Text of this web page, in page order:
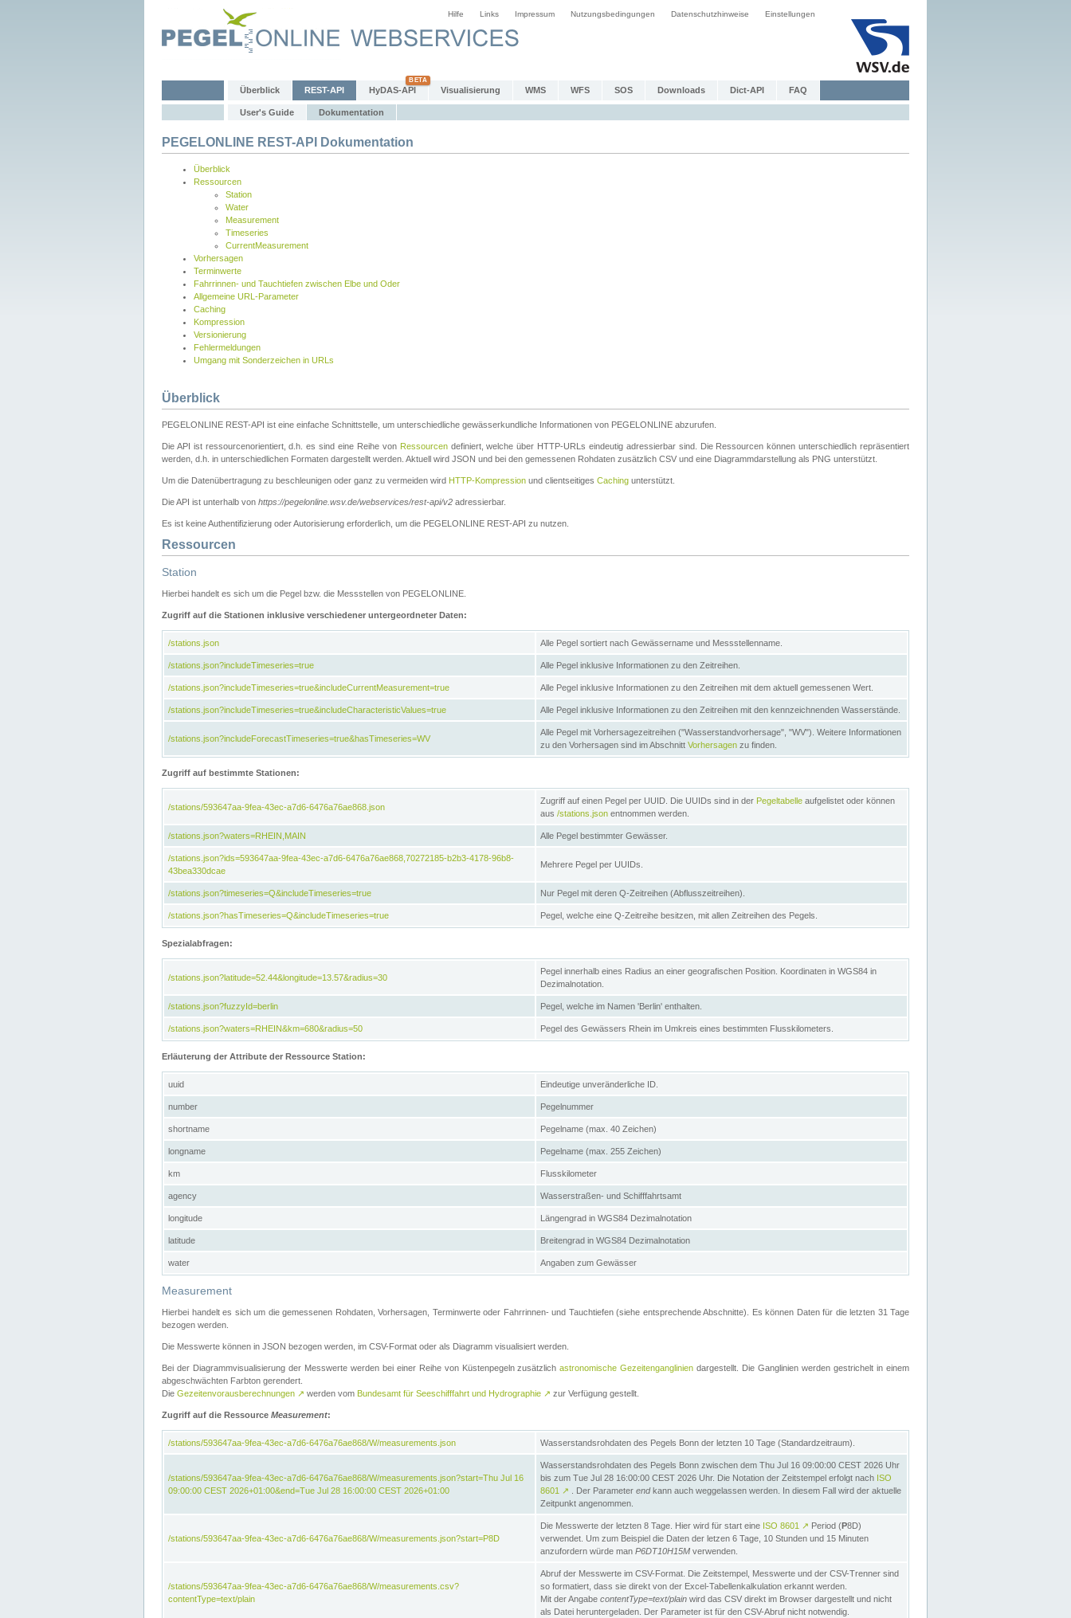
Hilfe Links Impressum Nutzungsbedingungen Datenschutzhinweise Einstellungen
Überblick REST-API HyDAS-API Visualisierung WMS WFS SOS Downloads Dict-API FAQ
User's Guide Dokumentation
PEGELONLINE REST-API Dokumentation
Überblick
Ressourcen
Station
Water
Measurement
Timeseries
CurrentMeasurement
Vorhersagen
Terminwerte
Fahrrinnen- und Tauchtiefen zwischen Elbe und Oder
Allgemeine URL-Parameter
Caching
Kompression
Versionierung
Fehlermeldungen
Umgang mit Sonderzeichen in URLs
Überblick
PEGELONLINE REST-API ist eine einfache Schnittstelle, um unterschiedliche gewässerkundliche Informationen von PEGELONLINE abzurufen.
Die API ist ressourcenorientiert, d.h. es sind eine Reihe von Ressourcendefiniert, welche über HTTP-URLs eindeutig adressierbar sind. Die Ressourcen können unterschiedlich repräsentiert
werden, d.h. in unterschiedlichen Formaten dargestellt werden. Aktuell wird JSON und bei den gemessenen Rohdaten zusätzlich CSV und eine Diagrammdarstellung als PNG unterstützt.
Um die Datenübertragung zu beschleunigen oder ganz zu vermeiden wird HTTP-Kompression und clientseitiges Caching unterstützt.
Die API ist unterhalb von https://pegelonline.wsv.de/webservices/rest-api/v2 adressierbar.
Es ist keine Authentifizierung oder Autorisierung erforderlich, um die PEGELONLINE REST-API zu nutzen.
Ressourcen
Station
Hierbei handelt es sich um die Pegel bzw. die Messstellen von PEGELONLINE.
Zugriff auf die Stationen inklusive verschiedener untergeordneter Daten:
/stations.json Alle Pegel sortiert nach Gewässername und Messstellenname.
/stations.json?includeTimeseries=true Alle Pegel inklusive Informationen zu den Zeitreihen.
/stations.json?includeTimeseries=true&includeCurrentMeasurement=true Alle Pegel inklusive Informationen zu den Zeitreihen mit dem aktuell gemessenen Wert.
/stations.json?includeTimeseries=true&includeCharacteristicValues=true Alle Pegel inklusive Informationen zu den Zeitreihen mit den kennzeichnenden Wasserstände.
/stations.json?includeForecastTimeseries=true&hasTimeseries=WV
Alle Pegel mit Vorhersagezeitreihen ("Wasserstandvorhersage", "WV"). Weitere Informationen
zu den Vorhersagen sind im Abschnitt Vorhersagen zu finden.
Zugriff auf bestimmte Stationen:
/stations/593647aa-9fea-43ec-a7d6-6476a76ae868.json
Zugriff auf einen Pegel per UUID. Die UUIDs sind in der Pegeltabelle aufgelistet oder können
aus /stations.json entnommen werden.
/stations.json?waters=RHEIN,MAIN Alle Pegel bestimmter Gewässer.
/stations.json?ids=593647aa-9fea-43ec-a7d6-6476a76ae868,70272185-b2b3-4178-96b8-
43bea330dcae
Mehrere Pegel per UUIDs.
/stations.json?timeseries=Q&includeTimeseries=true Nur Pegel mit deren Q-Zeitreihen (Abflusszeitreihen).
/stations.json?hasTimeseries=Q&includeTimeseries=true Pegel, welche eine Q-Zeitreihe besitzen, mit allen Zeitreihen des Pegels.
Spezialabfragen:
/stations.json?latitude=52.44&longitude=13.57&radius=30
Pegel innerhalb eines Radius an einer geografischen Position. Koordinaten in WGS84 in
Dezimalnotation.
/stations.json?fuzzyId=berlin Pegel, welche im Namen 'Berlin' enthalten.
/stations.json?waters=RHEIN&km=680&radius=50 Pegel des Gewässers Rhein im Umkreis eines bestimmten Flusskilometers.
Erläuterung der Attribute der Ressource Station:
uuid Eindeutige unveränderliche ID.
number Pegelnummer
shortname Pegelname (max. 40 Zeichen)
longname Pegelname (max. 255 Zeichen)
km Flusskilometer
agency Wasserstraßen- und Schifffahrtsamt
longitude Längengrad in WGS84 Dezimalnotation
latitude Breitengrad in WGS84 Dezimalnotation
water Angaben zum Gewässer
Measurement
Hierbei handelt es sich um die gemessenen Rohdaten, Vorhersagen, Terminwerte oder Fahrrinnen- und Tauchtiefen (siehe entsprechende Abschnitte). Es können Daten für die letzten 31 Tage
bezogen werden.
Die Messwerte können in JSON bezogen werden, im CSV-Format oder als Diagramm visualisiert werden.
Bei der Diagrammvisualisierung der Messwerte werden bei einer Reihe von Küstenpegeln zusätzlichastronomische Gezeitenganglinien dargestellt. Die Ganglinien werden gestrichelt in einem
abgeschwächten Farbton gerendert.
Die Gezeitenvorausberechnungen ↗ werden vom Bundesamt für Seeschifffahrt und Hydrographie ↗ zur Verfügung gestellt.
Zugriff auf die Ressource Measurement:
/stations/593647aa-9fea-43ec-a7d6-6476a76ae868/W/measurements.json Wasserstandsrohdaten des Pegels Bonn der letzten 10 Tage (Standardzeitraum).
/stations/593647aa-9fea-43ec-a7d6-6476a76ae868/W/measurements.json?start=Thu Jul 16
09:00:00 CEST 2026+01:00&end=Tue Jul 28 16:00:00 CEST 2026+01:00
Wasserstandsrohdaten des Pegels Bonn zwischen dem Thu Jul 16 09:00:00 CEST 2026 Uhr
bis zum Tue Jul 28 16:00:00 CEST 2026 Uhr. Die Notation der Zeitstempel erfolgt nach ISO
8601
↗ . Der Parameter endkann auch weggelassen werden. In diesem Fall wird der aktuelle
Zeitpunkt angenommen.
/stations/593647aa-9fea-43ec-a7d6-6476a76ae868/W/measurements.json?start=P8D
Die Messwerte der letzten 8 Tage. Hier wird für start eine ISO 8601 ↗ Period (P8D)
verwendet. Um zum Beispiel die Daten der letzen 6 Tage, 10 Stunden und 15 Minuten
anzufordern würde man P6DT10H15M verwenden.
/stations/593647aa-9fea-43ec-a7d6-6476a76ae868/W/measurements.csv?
contentType=text/plain
Abruf der Messwerte im CSV-Format. Die Zeitstempel, Messwerte und der CSV-Trenner sind
so formatiert, dass sie direkt von der Excel-Tabellenkalkulation erkannt werden.
Mit der Angabe contentType=text/plain wird das CSV direkt im Browser dargestellt und nicht
als Datei heruntergeladen. Der Parameter ist für den CSV-Abruf nicht notwendig.